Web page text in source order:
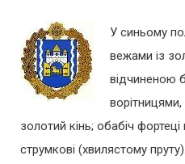
У синьому
вежами із
відчиненою
золотий кінь; обабіч
струмкові (хвилястому